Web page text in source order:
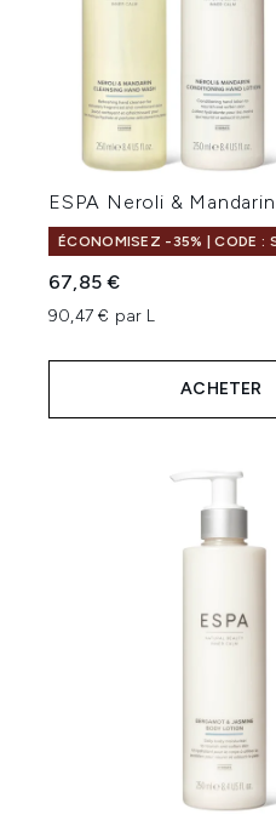
ESPA Neroli &
ÉCONOMISEZ -35% | CODE :
67,85 €
90,47 € par L
ACHETER